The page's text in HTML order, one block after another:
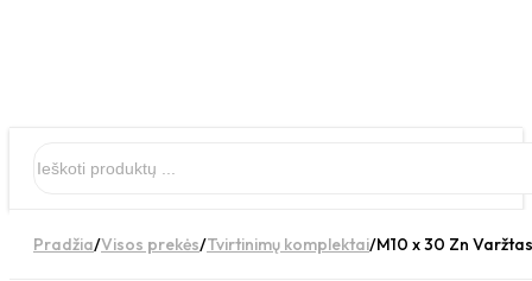
Pradžia/Visos prekės/Tvirtinimų komplektai/M10 x 30 Zn